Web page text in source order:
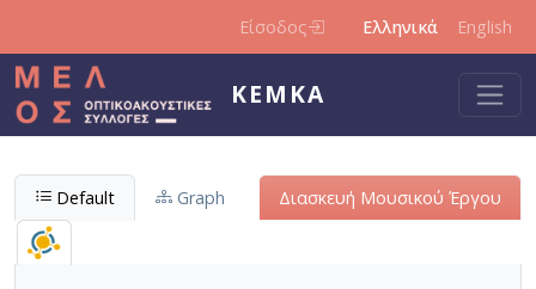
Είσοδος Ελληνικά English
ΚΕΜΚΑ
Default Graph Διασκευή Μουσικού Έργου